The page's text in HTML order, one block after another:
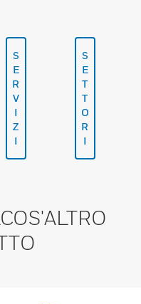
S
E
R
V
I
Z
I
S
E
T
T
O
R
I